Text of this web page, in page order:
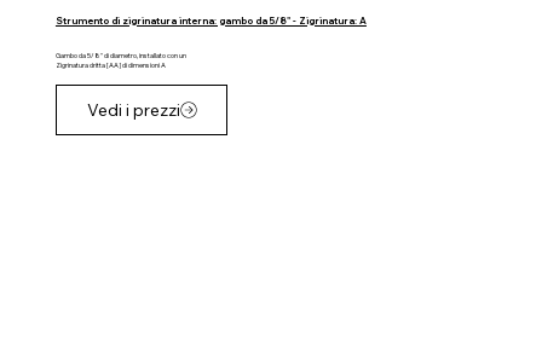
Strumento di zigrinatura interna: gambo da 5/8" - Zigrinatura: A
Gambo da 5/8" di diametro, installato con un
Zigrinatura dritta [AA] di dimensioni A
Vedi i prezzi